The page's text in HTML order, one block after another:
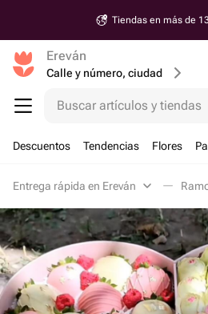
Tiendas en más de
Ereván
Calle y número, ciudad
Buscar artículos y tiendas
Descuentos Tendencias Flores
Entrega rápida en Ereván